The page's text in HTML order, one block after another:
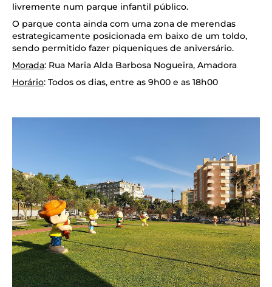
livremente num parque infantil público.
O parque conta ainda com uma zona de merendas
estrategicamente posicionada em baixo de um toldo,
sendo permitido fazer piqueniques de aniversário.
Morada: Rua Maria Alda Barbosa Nogueira, Amadora
Horário: Todos os dias, entre as 9h00 e as 18h00